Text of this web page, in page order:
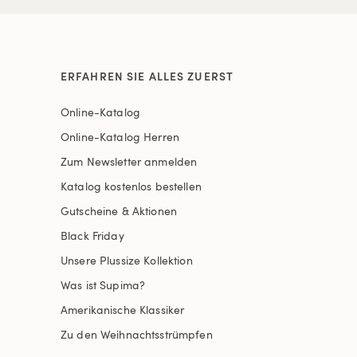
ERFAHREN SIE ALLES ZUERST
Online-Katalog
Online-Katalog Herren
Zum Newsletter anmelden
Katalog kostenlos bestellen
Gutscheine & Aktionen
Black Friday
Unsere Plussize Kollektion
Was ist Supima?
Amerikanische Klassiker
Zu den Weihnachtsstrümpfen